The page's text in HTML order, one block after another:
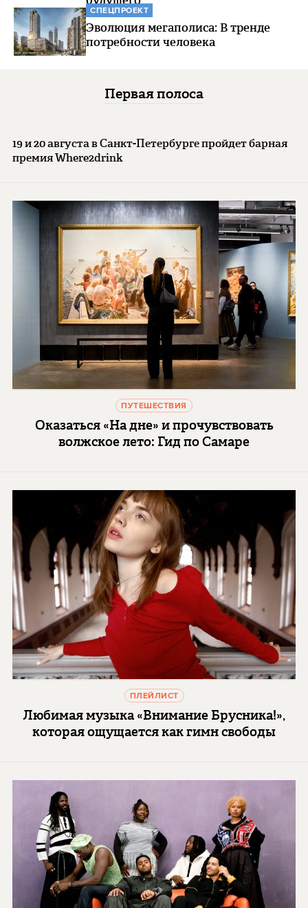
СПЕЦПРОЕКТ
Эволюция мегаполиса: В тренде
потребности человека
Первая полоса
19 и 20 августа в Санкт-Петербурге пройдет барная
премия Where2drink
ПУТЕШЕСТВИЯ
Оказаться «На дне» и прочувствовать
волжское лето: Гид по Самаре
ПЛЕЙЛИСТ
Любимая музыка «Внимание Брусника!»,
которая ощущается как гимн свободы